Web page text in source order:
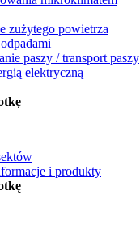
zużytego powietrza
paszy / transport paszy
elektryczną
i produkty